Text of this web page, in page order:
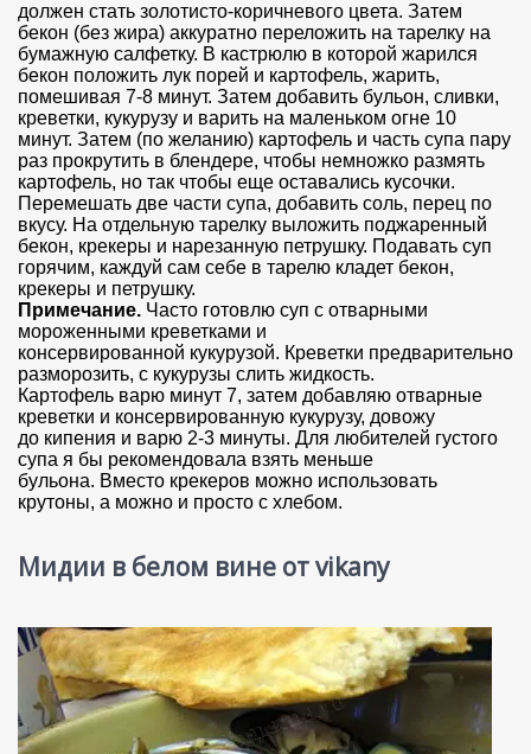
должен стать золотисто-коричневого цвета. Затем
бекон (без жира) аккуратно переложить на тарелку на
бумажную салфетку. В кастрюлю в которой жарился
бекон положить лук порей и картофель, жарить,
помешивая 7-8 минут. Затем добавить бульон, сливки,
креветки, кукурузу и варить на маленьком огне 10
минут. Затем (по желанию) картофель и часть супа пару
раз прокрутить в блендере, чтобы немножко размять
картофель, но так чтобы еще оставались кусочки.
Перемешать две части супа, добавить соль, перец по
вкусу. На отдельную тарелку выложить поджаренный
бекон, крекеры и нарезанную петрушку. Подавать суп
горячим, каждуй сам себе в тарелю кладет бекон,
крекеры и петрушку.
Примечание. Часто готовлю суп с отварными
мороженными креветками и
консервированной кукурузой. Креветки предварительно
разморозить, с кукурузы слить жидкость.
Картофель варю минут 7, затем добавляю отварные
креветки и консервированную кукурузу, довожу
до кипения и варю 2-3 минуты. Для любителей густого
супа я бы рекомендовала взять меньше
бульона. Вместо крекеров можно использовать
крутоны, а можно и просто с хлебом.
Мидии в белом вине от vikany